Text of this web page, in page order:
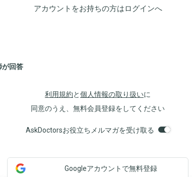
アカウントをお持ちの方はログインへ
が回答
利用規約と個人情報の取り扱いに
同意のうえ、無料会員登録をしてください
AskDoctorsお役立ちメルマガを受け取る
Googleアカウントで無料登録